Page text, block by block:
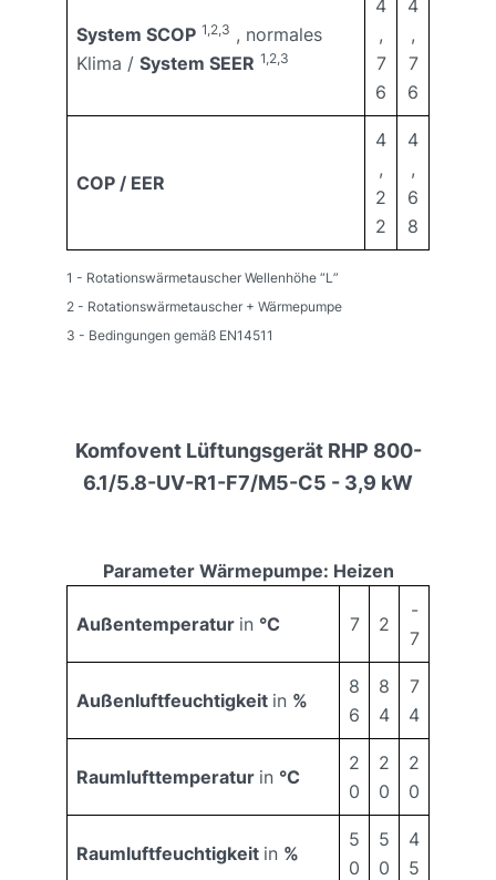
System SCOP 1,2,3 , normales
Klima / System SEER 1,2,3
4
,
7
6
4
,
7
6
COP / EER
4
,
2
2
4
,
6
8
1 - Rotationswärmetauscher Wellenhöhe “L”
2 - Rotationswärmetauscher + Wärmepumpe
3 - Bedingungen gemäß EN14511
Komfovent Lüftungsgerät RHP 800-
6.1/5.8-UV-R1-F7/M5-C5 - 3,9 kW
Parameter Wärmepumpe: Heizen
Außentemperatur in °C 7 2
-
7
Außenluftfeuchtigkeit in %
8
6
8
4
7
4
Raumlufttemperatur in °C
2
0
2
0
2
0
Raumluftfeuchtigkeit in %
5
0
5
0
4
5